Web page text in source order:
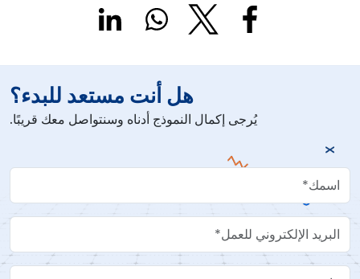
هل أنت مستعد للبدء؟
يُرجى إكمال النموذج أدناه وسنتواصل معك قريبًا.
Your Name
Work Email
هاتف